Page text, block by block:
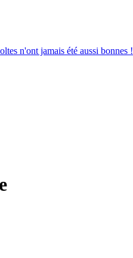
n'ont jamais été aussi bonnes !